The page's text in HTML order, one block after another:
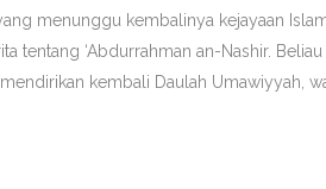
menunggu kembalinya kejayaan
tentang ‘Abdurrahman an-Nashir.
kembali Daulah Umawiyyah,